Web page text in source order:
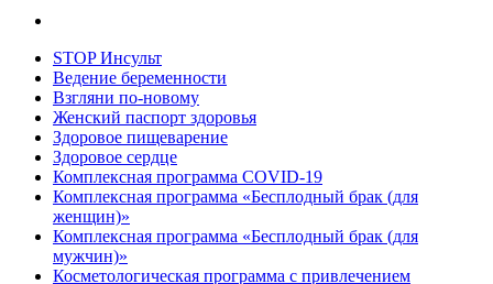
STOP Инсульт
Ведение беременности
Взгляни по-новому
Женский паспорт здоровья
Здоровое пищеварение
Здоровое сердце
Комплексная программа COVID-19
Комплексная программа «Бесплодный брак (для
женщин)»
Комплексная программа «Бесплодный брак (для
мужчин)»
Косметологическая программа с привлечением